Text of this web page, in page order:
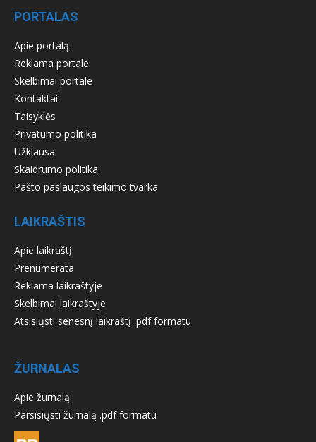
PORTALAS
Apie portalą
Reklama portale
Skelbimai portale
Kontaktai
Taisyklės
Privatumo politika
Užklausa
Skaidrumo politika
Pašto paslaugos teikimo tvarka
LAIKRAŠTIS
Apie laikraštį
Prenumerata
Reklama laikraštyje
Skelbimai laikraštyje
Atsisiųsti senesnį laikraštį .pdf formatu
ŽURNALAS
Apie žurnalą
Parsisiųsti žurnalą .pdf formatu